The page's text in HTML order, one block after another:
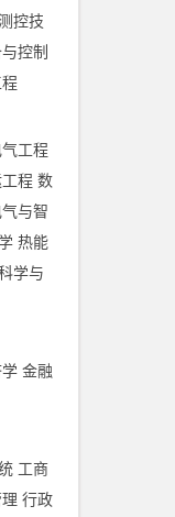
控技
控制
气工程
程 数
与智
热能
学与
金融
工商
行政